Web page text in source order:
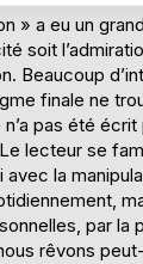
» a eu un
soit
Beaucoup
finale ne
pas été
lecteur se
avec la
par la
rêvons